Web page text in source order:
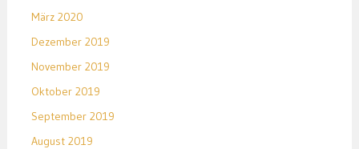
März 2020
Dezember 2019
November 2019
Oktober 2019
September 2019
August 2019